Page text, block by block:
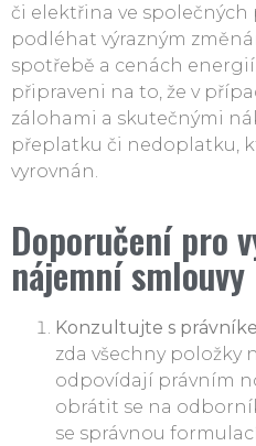
či elektřina ve
podléhat výrazným
spotřebě a cenách
připraveni na to, že v
zálohami a skutečnými
přeplatku či nedoplatku,
vyrovnán.
Doporučení pro
nájemní smlouvy
Konzultujte s
zda všechny položky
odpovídají právním
obrátit se na
se správnou